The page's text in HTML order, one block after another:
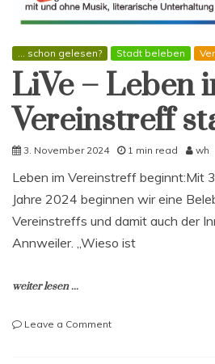
... schon gelesen? Stadt beleben
LiVe – Leben
Vereinstreff
3. November 2024 1 min read wh
Leben im Vereinstreff beginnt:Mit
Jahre 2024 beginnen wir eine
Vereinstreffs und damit auch der
Annweiler. „Wieso ist
weiter lesen ...
Leave a Commenton